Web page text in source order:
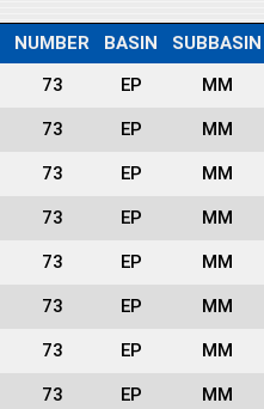
NUMBER BASIN
SUBBASIN
73 EP MM
73 EP MM
73 EP MM
73 EP MM
73 EP MM
73 EP MM
73 EP MM
73 EP MM